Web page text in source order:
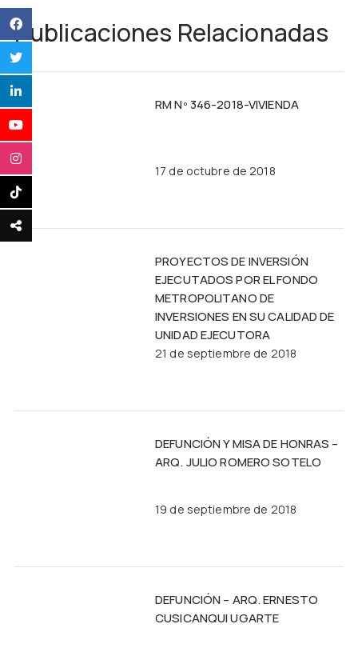
Publicaciones Relacionadas
RM Nº 346-2018-VIVIENDA
17 de octubre de 2018
PROYECTOS DE INVERSIÓN
EJECUTADOS POR EL FONDO
METROPOLITANO DE
INVERSIONES EN SU CALIDAD DE
UNIDAD EJECUTORA
21 de septiembre de 2018
DEFUNCIÓN Y MISA DE HONRAS –
ARQ. JULIO ROMERO SOTELO
19 de septiembre de 2018
DEFUNCIÓN – ARQ. ERNESTO
CUSICANQUI UGARTE